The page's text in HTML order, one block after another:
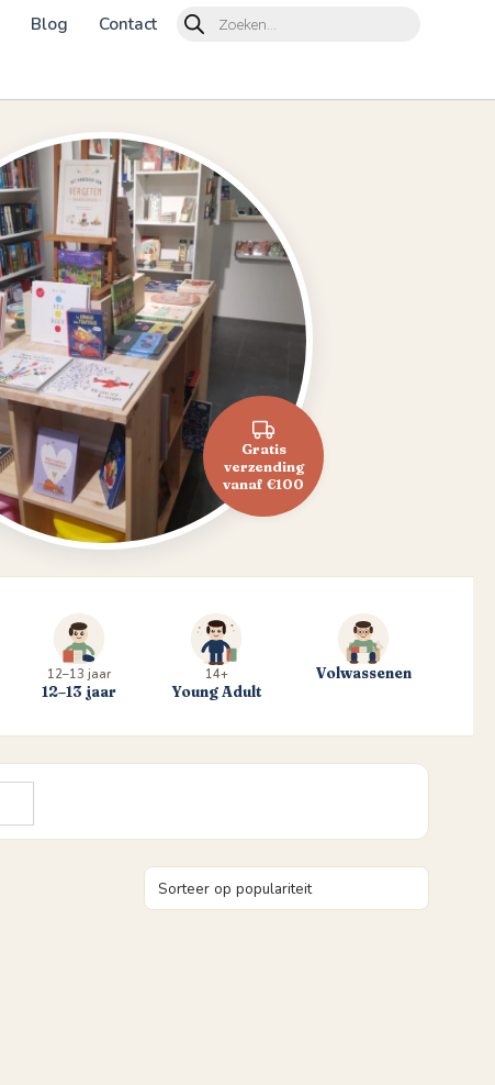
Blog Contact
Products
search
Gratis
verzending
vanaf €100
12–13 jaar
12–13 jaar
14+
Young Adult
Volwassenen